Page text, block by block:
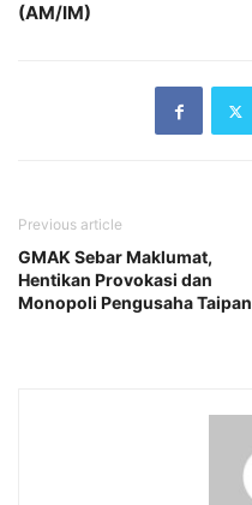
(AM/IM)
Previous article
GMAK Sebar Maklumat,
Hentikan Provokasi dan
Monopoli Pengusaha Taipan